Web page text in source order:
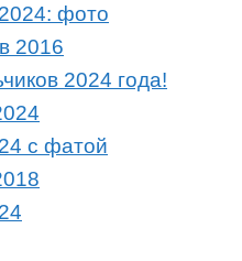
фото
2024 года!
с фатой